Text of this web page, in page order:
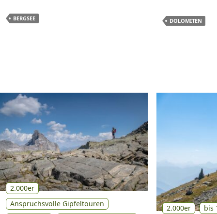
BERGSEE DOLOMITEN
2.000er
Anspruchsvolle Gipfeltouren
2.000er
bis